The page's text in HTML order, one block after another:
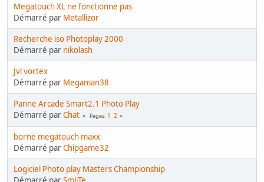
Megatouch XL ne fonctionne pas
Démarré par Metallizor
Recherche iso Photoplay 2000
Démarré par nikolash
Jvl vortex
Démarré par Megaman38
Panne Arcade Smart2.1 Photo Play
Démarré parChat Pages 1 2
borne megatouch maxx
Démarré parChipgame32
Logiciel Photo play Masters Championship